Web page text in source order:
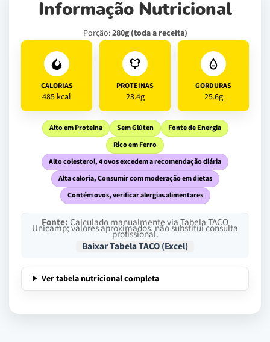
Informação Nutricional
Porção:280g (toda a receita)
CALORIAS
485 kcal
PROTEINAS
28.4g
GORDURAS
25.6g
Alto em Proteína Sem Glúten
Fonte de Energia
Rico em Ferro
Alto colesterol, 4 ovos excedem a recomendação diária
Alta caloria, Consumir com moderação em dietas
Contém ovos, verificar alergias alimentares
Fonte:Calculado manualmente via Tabela TACO
Unicamp; valores aproximados, não substitui consulta
profissional.
Baixar Tabela TACO (Excel)
Ver tabela nutricional completa